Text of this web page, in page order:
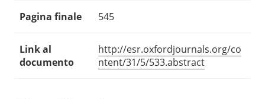
Pagina finale 545
Link al
documento
http://esr.oxfordjournals.org/co
ntent/31/5/533.abstract